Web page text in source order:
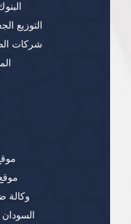
التوزيع
شركات
وكالة